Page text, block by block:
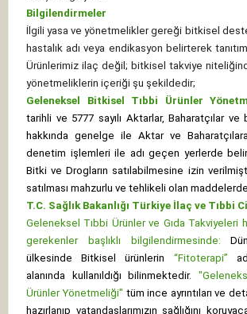
Bilgilendirmeler
İlgili yasa ve yönetmelikler gereği bitkisel
hastalık adı veya endikasyon belirterek
Ürünlerimiz ilaç değil; bitkisel takviye
yönetmeliklerin içeriği şu şekildedir;
Geleneksel Bitkisel Tıbbi Ürünler
tarihli ve 5777 sayılı Aktarlar, Baharatçılar
hakkında genelge ile Aktar ve
denetim işlemleri ile adı geçen yerlerde
Bitki ve Drogların satılabilmesine izin
satılması mahzurlu ve tehlikeli olan
T.C. Sağlık Bakanlığı Türkiye İlaç ve Tıbbi
Geleneksel Tıbbi Ürünler ve Gıda Takviyeleri
gerekenler başlıklı bilgilendirmesinde:
ülkesinde Bitkisel ürünlerin “Fitoterapi”
alanında kullanıldığı bilinmektedir.
Ürünler Yönetmeliği" tüm ince ayrıntıları ve
hazırlanıp vatandaşlarımızın sağlığını